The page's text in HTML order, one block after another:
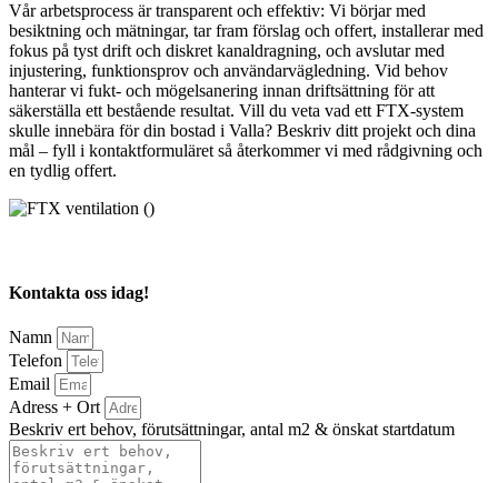
Vår arbetsprocess är transparent och effektiv: Vi börjar med
besiktning och mätningar, tar fram förslag och offert, installerar med
fokus på tyst drift och diskret kanaldragning, och avslutar med
injustering, funktionsprov och användarvägledning. Vid behov
hanterar vi fukt- och mögelsanering innan driftsättning för att
säkerställa ett bestående resultat. Vill du veta vad ett FTX-system
skulle innebära för din bostad i Valla? Beskriv ditt projekt och dina
mål – fyll i kontaktformuläret så återkommer vi med rådgivning och
en tydlig offert.
Kontakta oss idag!
Namn
Telefon
Email
Adress + Ort
Beskriv ert behov, förutsättningar, antal m2 & önskat startdatum